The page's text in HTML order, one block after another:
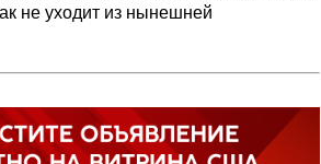
не уходит из нынешней